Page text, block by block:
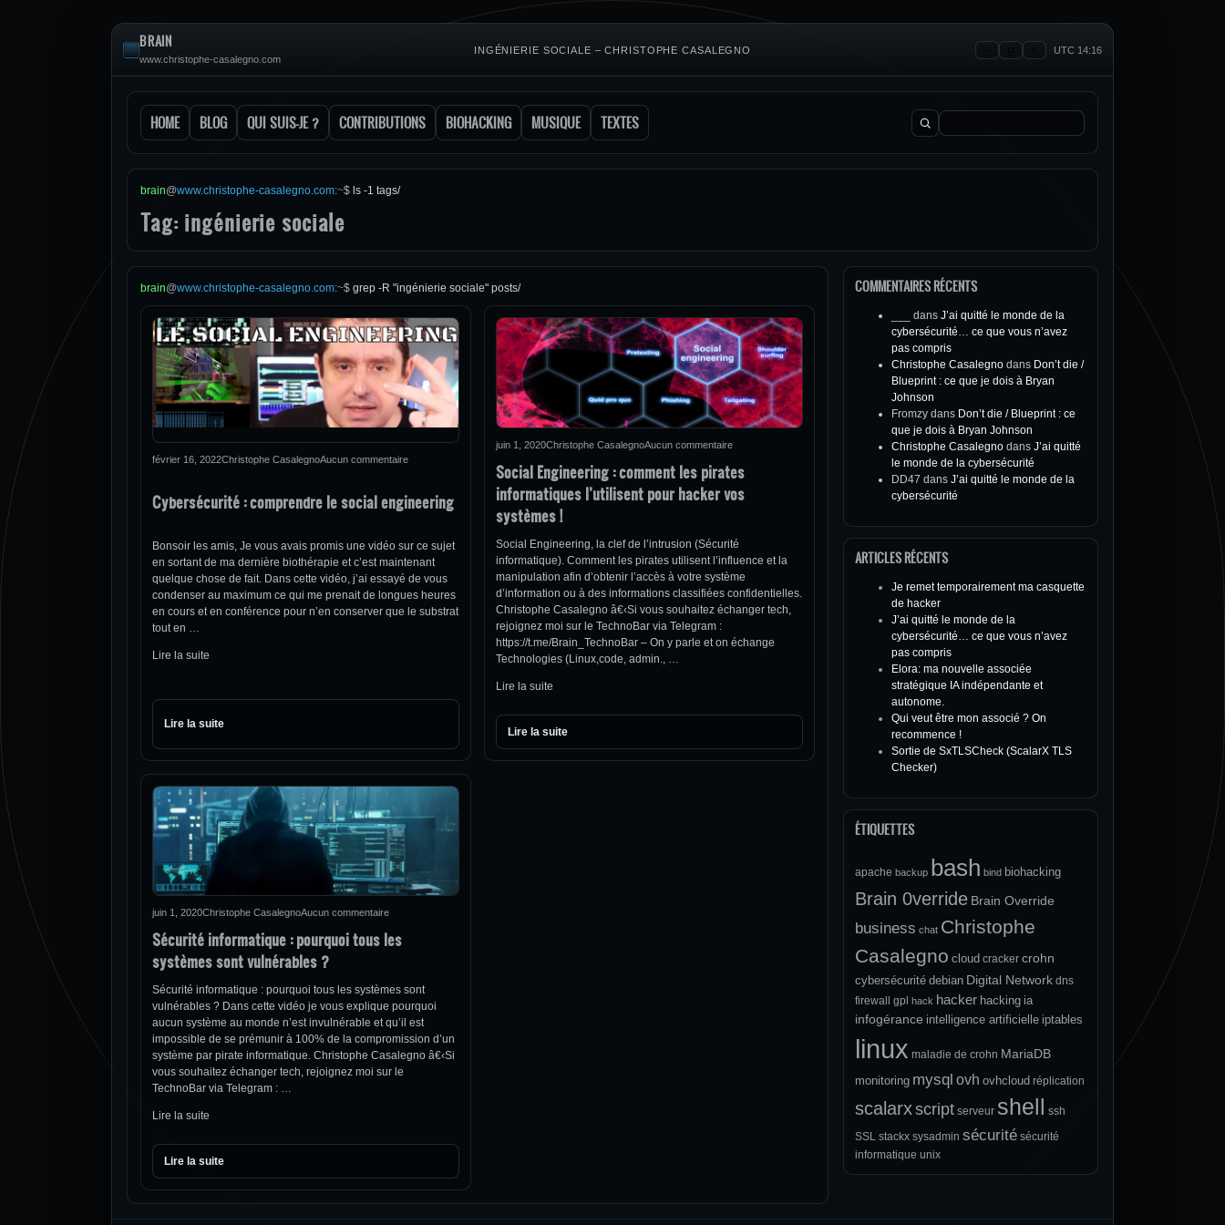
BRAIN
www.christophe-casalegno.com
INGÉNIERIE SOCIALE – CHRISTOPHE CASALEGNO UTC 14:16
HOME BLOG QUI SUIS-JE ? CONTRIBUTIONS BIOHACKING MUSIQUE TEXTES Rechercher :
brain@www.christophe-casalegno.com:~$ ls -1 tags/
Tag: ingénierie sociale
brain@www.christophe-casalegno.com:~$ grep -R "ingénierie sociale" posts/
février 16, 2022Christophe CasalegnoAucun commentaire
Cybersécurité : comprendre le social engineering
Bonsoir les amis, Je vous avais promis une vidéo sur ce sujet
en sortant de ma dernière biothérapie et c’est maintenant
quelque chose de fait. Dans cette vidéo, j’ai essayé de vous
condenser au maximum ce qui me prenait de longues heures
en cours et en conférence pour n’en conserver que le substrat
tout en …
Lire la suite
Lire la suite
juin 1, 2020Christophe CasalegnoAucun commentaire
Social Engineering : comment les pirates
informatiques l’utilisent pour hacker vos
systèmes !
Social Engineering, la clef de l’intrusion (Sécurité
informatique). Comment les pirates utilisent l’influence et la
manipulation afin d’obtenir l’accès à votre système
d’information ou à des informations classifiées confidentielles.
Christophe Casalegno â€‹Si vous souhaitez échanger tech,
rejoignez moi sur le TechnoBar via Telegram :
https://t.me/Brain_TechnoBar – On y parle et on échange
Technologies (Linux,code, admin., …
Lire la suite
Lire la suite
juin 1, 2020Christophe CasalegnoAucun commentaire
Sécurité informatique : pourquoi tous les
systèmes sont vulnérables ?
Sécurité informatique : pourquoi tous les systèmes sont
vulnérables ? Dans cette vidéo je vous explique pourquoi
aucun système au monde n’est invulnérable et qu’il est
impossible de se prémunir à 100% de la compromission d’un
système par pirate informatique. Christophe Casalegno â€‹Si
vous souhaitez échanger tech, rejoignez moi sur le
TechnoBar via Telegram : …
Lire la suite
Lire la suite
COMMENTAIRES RÉCENTS
dans J’ai quitté le monde de la
cybersécurité… ce que vous n’avez
pas compris
Christophe Casalegno dans Don’t die /
Blueprint : ce que je dois à Bryan
Johnson
Fromzy dans Don’t die / Blueprint : ce
que je dois à Bryan Johnson
Christophe Casalegno dans J’ai quitté
le monde de la cybersécurité
DD47 dans J’ai quitté le monde de la
cybersécurité
ARTICLES RÉCENTS
Je remet temporairement ma casquette
de hacker
J’ai quitté le monde de la
cybersécurité… ce que vous n’avez
pas compris
Elora: ma nouvelle associée
stratégique IA indépendante et
autonome.
Qui veut être mon associé ? On
recommence !
Sortie de SxTLSCheck (ScalarX TLS
Checker)
ÉTIQUETTES
apache backup bash bind biohacking
Brain 0verride Brain Override
business chat Christophe
Casalegno cloud cracker crohn
cybersécurité debian Digital Network dns
firewall
gpl hack hacker hacking ia
infogérance intelligence artificielle iptables
linux maladie de crohn MariaDB
monitoring mysql ovh ovhcloud réplication
scalarxscript serveur shell
ssh
SSL stackx sysadmin sécurité sécurité
informatique unix